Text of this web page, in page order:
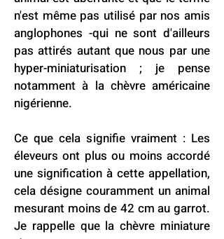
n'est même pas utilisé par nos amis
anglophones -qui ne sont d'ailleurs
pas attirés autant que nous par une
hyper-miniaturisation ; je pense
notamment à la chèvre américaine
nigérienne.
Ce que cela signifie vraiment : Les
éleveurs ont plus ou moins accordé
une signification à cette appellation,
cela désigne couramment un animal
mesurant moins de 42 cm au garrot.
Je rappelle que la chèvre miniature